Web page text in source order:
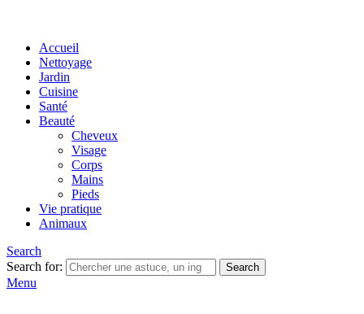
Accueil
Nettoyage
Jardin
Cuisine
Santé
Beauté
Cheveux
Visage
Corps
Mains
Pieds
Vie pratique
Animaux
Search
Search for:
Search
Menu